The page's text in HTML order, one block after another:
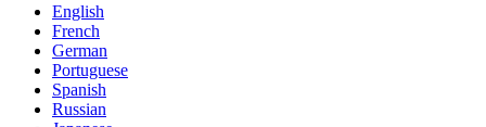
English
French
German
Portuguese
Spanish
Russian